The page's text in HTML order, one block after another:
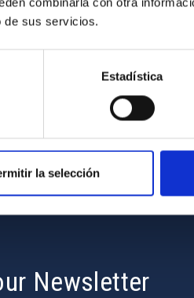
de sus servicios.
Estadística
la selección
Accessibility
Newsletter